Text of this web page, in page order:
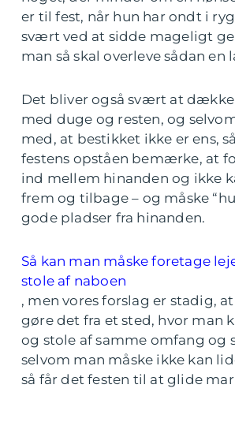
er til fest, når hun har ondt i
svært ved at sidde mageligt
man så skal overleve sådan en
Det bliver også svært at
med duge og resten, og
med, at bestikket ikke er ens,
festens opståen bemærke, at
ind mellem hinanden og ikke
frem og tilbage – og måske
gode pladser fra hinanden.
Så kan man måske foretage
stole af naboen
, men vores forslag er stadig,
gøre det fra et sted, hvor man
og stole af samme omfang og
selvom man måske ikke kan
så får det festen til at glide